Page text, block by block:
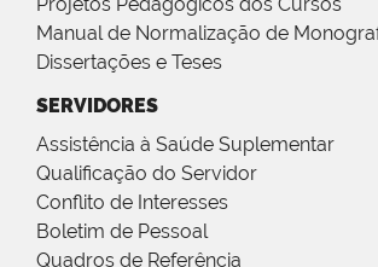
Projetos Pedagógicos dos Cursos
Manual de Normalização de
Dissertações e Teses
SERVIDORES
Assistência à Saúde Suplementar
Qualificação do Servidor
Conflito de Interesses
Boletim de Pessoal
Quadros de Referência